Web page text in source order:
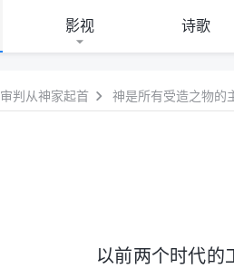
影视 诗歌
审判从神家起首 神是所有受造之物的
以前两个时代的